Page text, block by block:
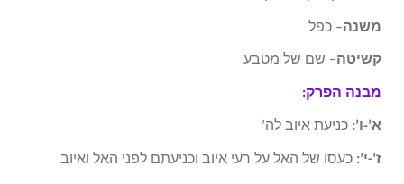
משנה– כפל
קשיטה– שם של מטבע
מבנה הפרק:
א’-ו’: כניעת איוב לה’
ז’-י’: כעסו של האל על רעי איוב וכניעתם לפני האל ואיוב